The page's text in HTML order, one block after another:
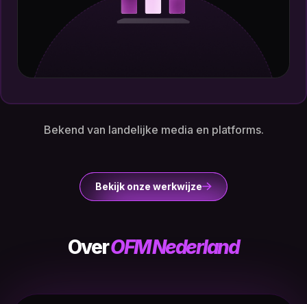
Bekend van landelijke media en platforms.
Bekijk onze werkwijze
OverOFM Nederland